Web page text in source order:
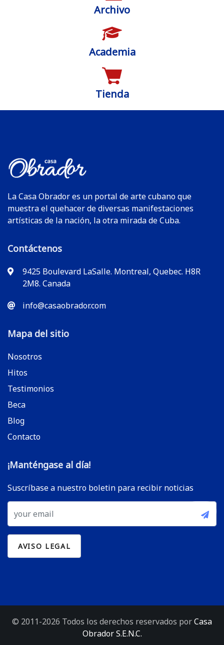
Archivo
Academia
Tienda
La Casa Obrador es un portal de arte cubano que
muestra el quehacer de diversas manifestaciones
artísticas de la nación, la otra mirada de Cuba.
Contáctenos
9425 Boulevard LaSalle. Montreal, Quebec. H8R
2M8. Canada
info@casaobrador.com
Mapa del sitio
Nosotros
Hitos
Testimonios
Beca
Blog
Contacto
¡Manténgase al día!
Suscríbase a nuestro boletin para recibir noticias
© 2011-2026 Todos los derechos reservados porCasa
Obrador S.E.N.C.